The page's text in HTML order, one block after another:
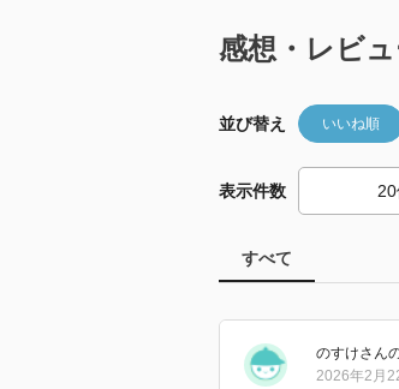
感想・レビ
並び替え いいね順
表示件数
すべて
のすけさん
2026年2月